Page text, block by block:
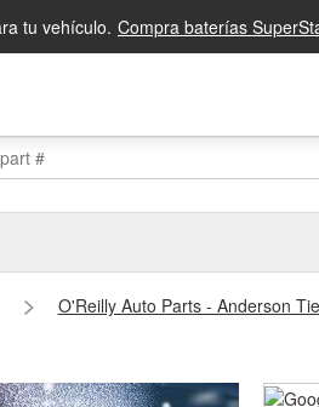
tu vehículo. Compra baterías
O'Reilly Auto Parts - Anderson